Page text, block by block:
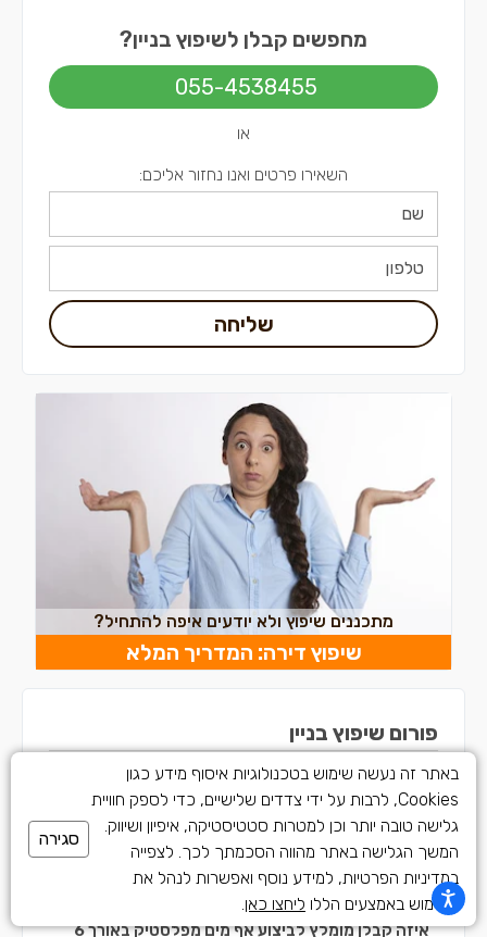
מחפשים קבלן לשיפוץ בניין?
055-4538455
או
השאירו פרטים ואנו נחזור אליכם:
שליחה
מתכננים שיפוץ ולא יודעים איפה להתחיל?
שיפוץ דירה: המדריך המלא
פורום שיפוץ בניין
26
מומחים
28
שאלות
123
תשובות
שאלה
האם יש חברה שמתפעלת את כל נושא השיפוץ.מאיסוף הכספים
מהדיירים,הצעות מחיר ועוד?
איזה קבלן מומלץ לביצוע אף מים מפלסטיק באורך 6
באתר זה נעשה שימוש בטכנולוגיות איסוף מידע כגון
Cookies, לרבות על ידי צדדים שלישיים, כדי לספק חוויית
גלישה טובה יותר וכן למטרות סטטיסטיקה, איפיון ושיווק.
המשך הגלישה באתר מהווה הסכמתך לכך. לצפייה
במדיניות הפרטיות, למידע נוסף ואפשרות לנהל את
השימוש באמצעים הללו ליחצו כאן.
סגירה